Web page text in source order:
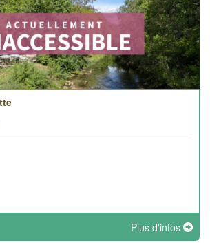
Plus d'infos